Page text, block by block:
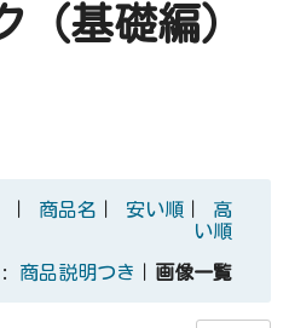
（基礎編）
｜ 商品名 安い順
高
い順
: 商品説明つき 画像一覧